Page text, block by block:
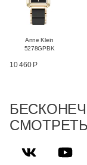
Anne Klein
5278GPBK
10 460 Р